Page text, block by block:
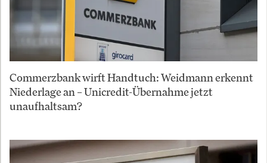
Commerzbank wirft Handtuch: Weidmann erkennt
Niederlage an – Unicredit-Übernahme jetzt
unaufhaltsam?